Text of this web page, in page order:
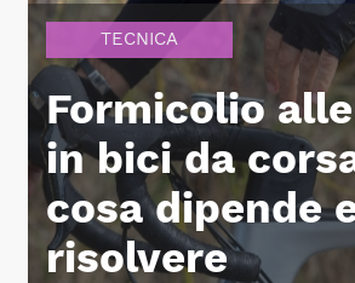
TECNICA
Formicolio
in bici da
cosa dipende
risolvere